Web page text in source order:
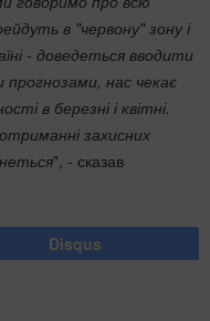
в "червону" зону і
- доведеться вводити
нас чекає
в березні і квітні.
захисних
", - сказав
Disqus